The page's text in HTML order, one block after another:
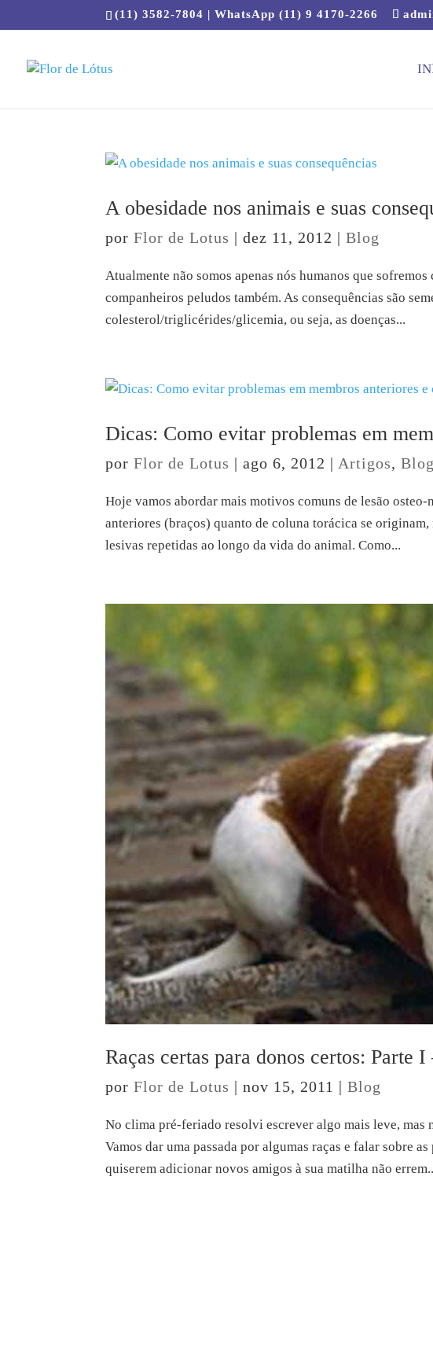
(11) 3582-7804 | WhatsApp (11) 9 4170-2266
A obesidade nos animais e suas
porFlor de Lotus |dez 11, 2012 |Blog
Atualmente não somos apenas nós humanos que
companheiros peludos também. As consequências são
colesterol/triglicérides/glicemia, ou seja, as doenças...
Dicas: Como evitar problemas em
porFlor de Lotus |ago 6, 2012 | Artigos,Blog
Hoje vamos abordar mais motivos comuns de lesão
anteriores (braços) quanto de coluna torácica se
lesivas repetidas ao longo da vida do animal. Como...
Raças certas para donos certos: Parte I
porFlor de Lotus |nov 15, 2011 |Blog
No clima pré-feriado resolvi escrever algo mais leve, mas
Vamos dar uma passada por algumas raças e falar sobre
quiserem adicionar novos amigos à sua matilha não